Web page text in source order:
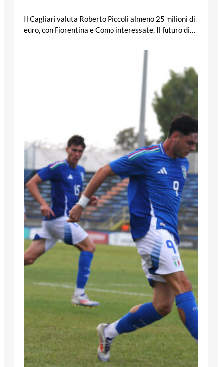
Il Cagliari valuta Roberto Piccoli almeno 25 milioni di
euro, con Fiorentina e Como interessate. Il futuro di…